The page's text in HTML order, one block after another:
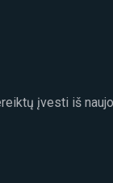
įvesti iš